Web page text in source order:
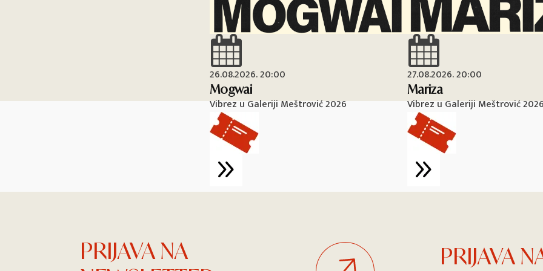
26.08.2026. 20:00
Mogwai
Vibrez u Galeriji Meštrović 2026
27.08.2026. 20:00
Mariza
Vibrez u Galeriji Meštrović
PRIJAVA NA
PRIJAVA